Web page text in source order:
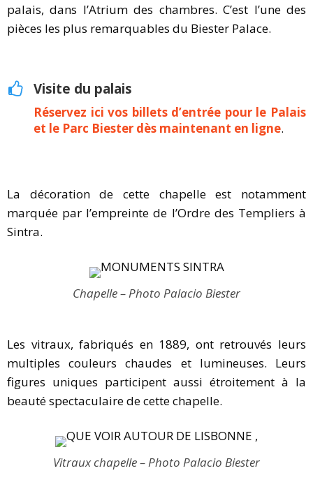
palais, dans l’Atrium des chambres. C’est l’une des
pièces les plus remarquables du Biester Palace.
Visite du palais
Réservez ici vos billets d’entrée pour le Palais
et le Parc Biester dès maintenant en ligne.
La décoration de cette chapelle est notamment
marquée par l’empreinte de l’Ordre des Templiers à
Sintra.
Chapelle – Photo Palacio Biester
Les vitraux, fabriqués en 1889, ont retrouvés leurs
multiples couleurs chaudes et lumineuses. Leurs
figures uniques participent aussi étroitement à la
beauté spectaculaire de cette chapelle.
Vitraux chapelle – Photo Palacio Biester